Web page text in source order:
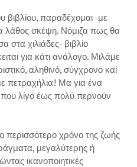
βιβλίου, παραδέχομαι -με
λάθος σκέψη. Νόμιζα πως θα
στα χιλιάδες- βιβλίο
για κάτι ανάλογο. Μιλάμε
αληθινό, σύγχρονο καί
πετραχήλια! Μα για ένα
που λίγο έως πολύ περνούν
περισσότερο χρόνο της ζωής
μεγαλύτερης ή
ικανοποιητικές